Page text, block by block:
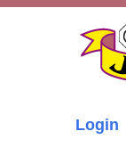
Login